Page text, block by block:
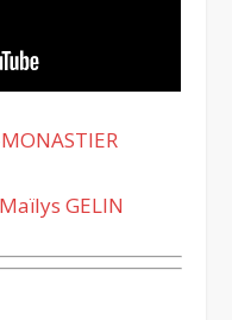
Maïlys GELIN